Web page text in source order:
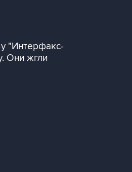
"Интерфакс-
Они жгли